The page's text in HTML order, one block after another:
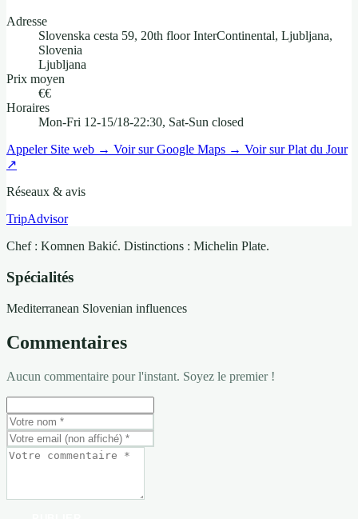
Adresse
Slovenska cesta 59, 20th floor InterContinental, Ljubljana,
Slovenia
Ljubljana
Prix moyen
€€
Horaires
Mon-Fri 12-15/18-22:30, Sat-Sun closed
Appeler Site web → Voir sur Google Maps → Voir sur Plat du Jour
↗
Réseaux & avis
TripAdvisor
Chef : Komnen Bakić. Distinctions : Michelin Plate.
Spécialités
Mediterranean Slovenian influences
Commentaires
Aucun commentaire pour l'instant. Soyez le premier !